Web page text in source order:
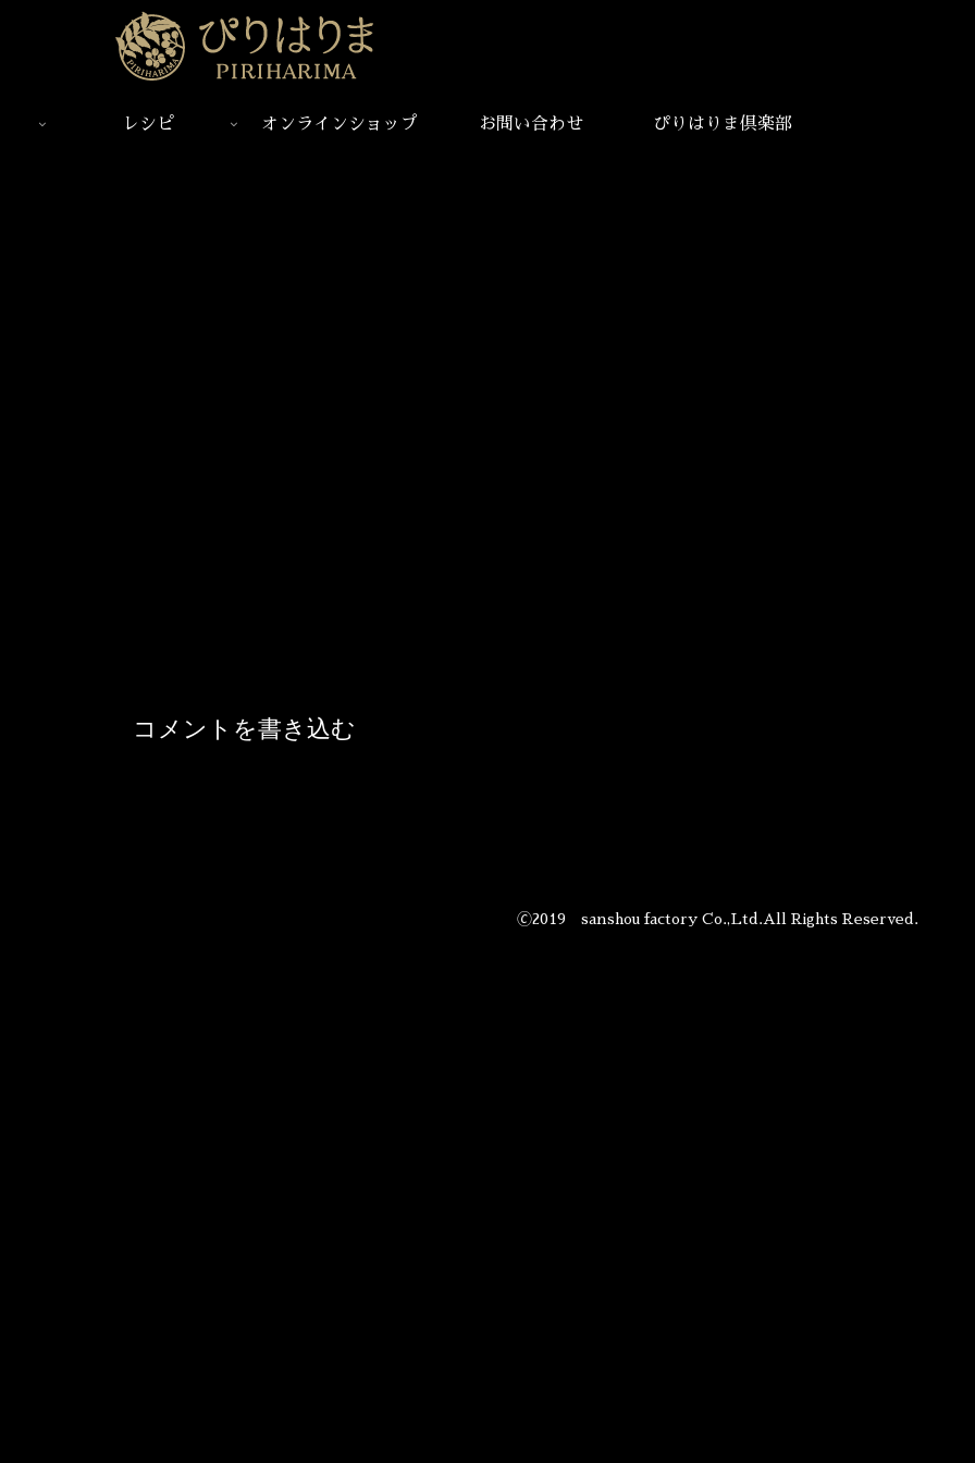
レシピ オンラインショップ お問い合わせ ぴりはりま倶楽部
コメントを書き込む
🄫2019 sanshou factory Co.,Ltd.All Rights Reserved.